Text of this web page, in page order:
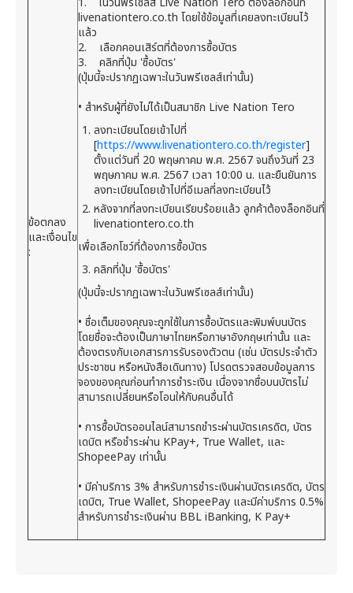
ข้อตกลง
และเงื่อนไข
:
livenationtero.co.th โดยใช้ข้อมูลที่เคยลงทะเบียนไว้
แล้ว
2. เลือกคอนเสิร์ตที่ต้องการซื้อบัตร
3. คลิกที่ปุ่ม 'ซื้อบัตร'
(ปุ่มนี้จะปรากฏเฉพาะในวันพรีเซลส์เท่านั้น)
• สำหรับผู้ที่ยังไม่ได้เป็นสมาชิก Live Nation Tero
ลงทะเบียนโดยเข้าไปที่
[https://www.livenationtero.co.th/register]
ตั้งแต่วันที่ 20 พฤษภาคม พ.ศ. 2567 จนถึงวันที่ 23
พฤษภาคม พ.ศ. 2567 เวลา 10:00 น. และยืนยันการ
ลงทะเบียนโดยเข้าไปที่อีเมลที่ลงทะเบียนไว้
หลังจากที่ลงทะเบียนเรียบร้อยแล้ว ลูกค้าต้องล็อกอินที่
livenationtero.co.th
เพื่อเลือกโชว์ที่ต้องการซื้อบัตร
คลิกที่ปุ่ม 'ซื้อบัตร'
(ปุ่มนี้จะปรากฏเฉพาะในวันพรีเซลส์เท่านั้น)
• ชื่อเต็มของคุณจะถูกใช้ในการซื้อบัตรและพิมพ์บนบัตร
โดยชื่อจะต้องเป็นภาษาไทยหรือภาษาอังกฤษเท่านั้น และ
ต้องตรงกับเอกสารการรับรองตัวตน (เช่น บัตรประจำตัว
ประชาชน หรือหนังสือเดินทาง) โปรดตรวจสอบข้อมูลการ
จองของคุณก่อนทำการชำระเงิน เนื่องจากชื่อบนบัตรไม่
สามารถเปลี่ยนหรือโอนให้กับคนอื่นได้
• การซื้อบัตรออนไลน์สามารถชำระผ่านบัตรเครดิต, บัตร
เดบิต หรือชำระผ่าน KPay+, True Wallet, และ
ShopeePay เท่านั้น
• มีค่าบริการ 3% สำหรับการชำระเงินผ่านบัตรเครดิต, บัตร
เดบิต, True Wallet, ShopeePay และมีค่าบริการ 0.5%
สำหรับการชำระเงินผ่าน BBL iBanking, K Pay+